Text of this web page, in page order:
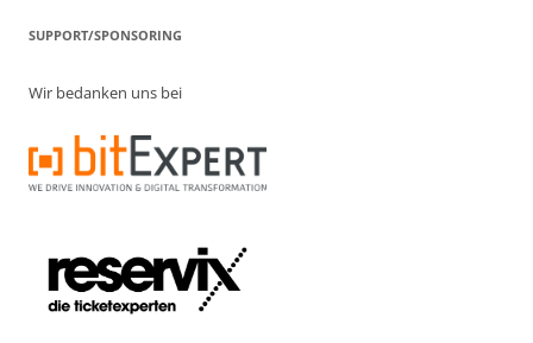
SUPPORT/SPONSORING
Wir bedanken uns bei